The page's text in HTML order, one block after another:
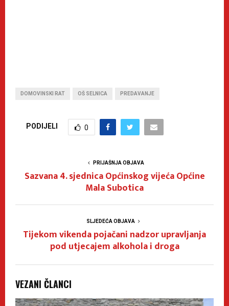
DOMOVINSKI RAT OŠ SELNICA PREDAVANJE
PODIJELI 0
PRIJAŠNJA OBJAVA
Sazvana 4. sjednica Općinskog vijeća Općine
Mala Subotica
SLJEDEĆA OBJAVA
Tijekom vikenda pojačani nadzor upravljanja
pod utjecajem alkohola i droga
VEZANI ČLANCI